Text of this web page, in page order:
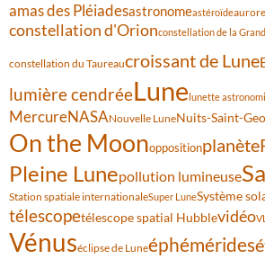
amas des Pléiadesastronomeastéroïde
constellation d'Orionconstellation de la
constellation du Taureaucroissant de Lune
lumière cendréeLune lunette
MercureNASANouvelle LuneNuits-Saint-
On the Moonoppositionplanète
Pleine Lunepollution lumineuse
Station spatiale internationaleSuper LuneSystème
télescopetélescope spatial Hubblevidéo
Vénuséclipse de Luneéphémérides